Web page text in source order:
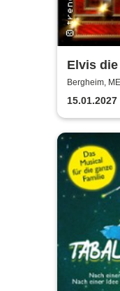
Elvis
Bergheim,
15.01.2027